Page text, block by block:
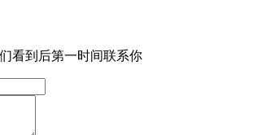
看到后第一时间联系你